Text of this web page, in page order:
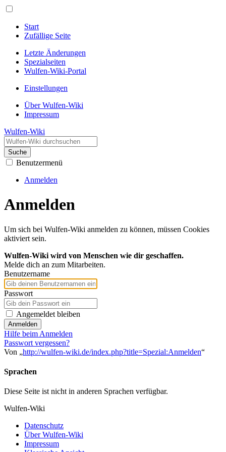
Start
Zufällige Seite
Letzte Änderungen
Spezialseiten
Wulfen-Wiki-Portal
Einstellungen
Über Wulfen-Wiki
Impressum
Wulfen-Wiki
Suche
Benutzermenü
Anmelden
Anmelden
Um sich bei Wulfen-Wiki anmelden zu können, müssen Cookies
aktiviert sein.
Wulfen-Wiki wird von Menschen wie dir geschaffen.
Melde dich an zum Mitarbeiten.
Benutzername
Passwort
Angemeldet bleiben
Anmelden
Hilfe beim Anmelden
Passwort vergessen?
Von „http://wulfen-wiki.de/index.php?title=Spezial:Anmelden“
Sprachen
Diese Seite ist nicht in anderen Sprachen verfügbar.
Wulfen-Wiki
Datenschutz
Über Wulfen-Wiki
Impressum